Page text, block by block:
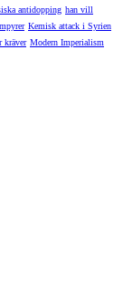
antidopping han vill
Kemisk attack i Syrien
kräver Modern Imperialism